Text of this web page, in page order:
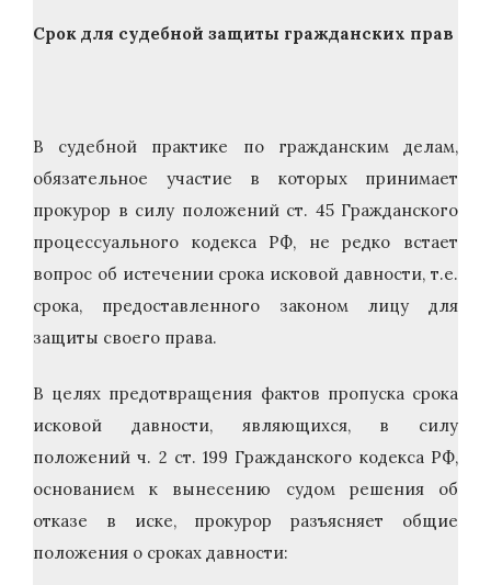
Срок для судебной защиты гражданских прав
В судебной практике по гражданским делам,
обязательное участие в которых принимает
прокурор в силу положений ст. 45 Гражданского
процессуального кодекса РФ, не редко встает
вопрос об истечении срока исковой давности, т.е.
срока, предоставленного законом лицу для
защиты своего права.
В целях предотвращения фактов пропуска срока
исковой давности, являющихся, в силу
положений ч. 2 ст. 199 Гражданского кодекса РФ,
основанием к вынесению судом решения об
отказе в иске, прокурор разъясняет общие
положения о сроках давности: